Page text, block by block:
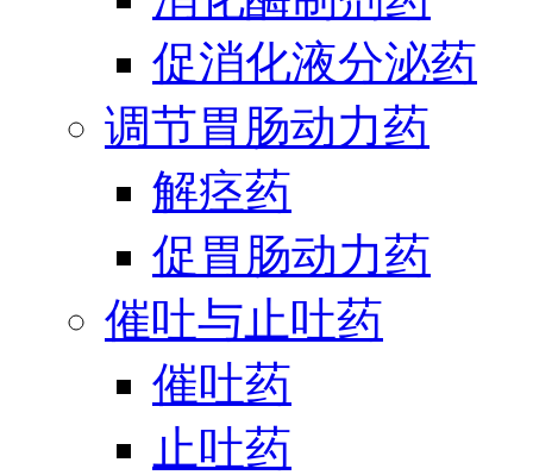
促消化液分泌药
调节胃肠动力药
解痉药
促胃肠动力药
催吐与止吐药
催吐药
止吐药